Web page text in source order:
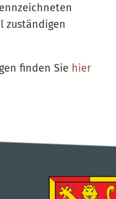
zuständigen
finden Sie hier